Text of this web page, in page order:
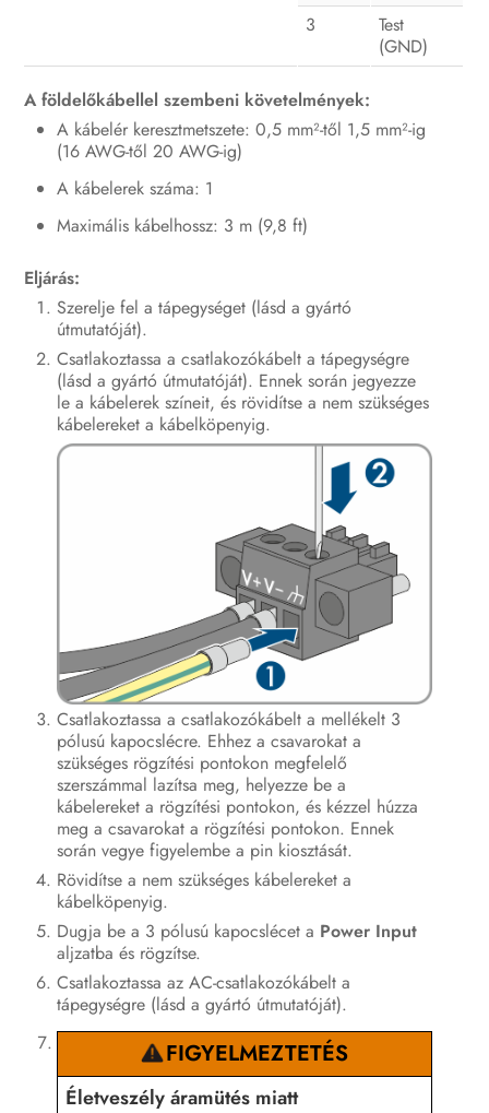
3
Test
(GND)
A földelőkábellel szembeni követelmények:
A kábelér keresztmetszete: 0,5 mm²-től 1,5 mm²-ig
(16 AWG-től 20 AWG-ig)
A kábelerek száma: 1
Maximális kábelhossz: 3 m (9,8 ft)
Eljárás:
Szerelje fel a tápegységet (lásd a gyártó
útmutatóját).
Csatlakoztassa a csatlakozókábelt a tápegységre
(lásd a gyártó útmutatóját). Ennek során jegyezze
le a kábelerek színeit, és rövidítse a nem szükséges
kábelereket a kábelköpenyig.
Csatlakoztassa a csatlakozókábelt a mellékelt 3
pólusú kapocslécre. Ehhez a csavarokat a
szükséges rögzítési pontokon megfelelő
szerszámmal lazítsa meg, helyezze be a
kábelereket a rögzítési pontokon, és kézzel húzza
meg a csavarokat a rögzítési pontokon. Ennek
során vegye figyelembe a pin kiosztását.
Rövidítse a nem szükséges kábelereket a
kábelköpenyig.
Dugja be a 3 pólusú kapocslécet a Power Input
aljzatba és rögzítse.
Csatlakoztassa az AC-csatlakozókábelt a
tápegységre (lásd a gyártó útmutatóját).
FIGYELMEZTETÉS
Életveszély áramütés miatt